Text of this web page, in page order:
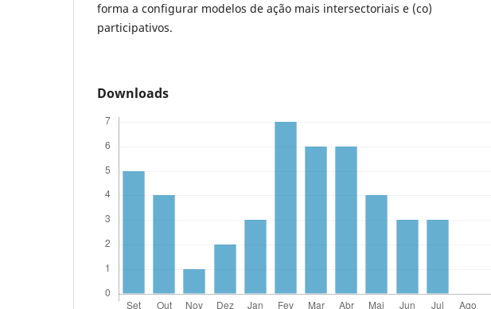
forma a configurar modelos de ação mais intersectoriais e (co)
participativos.
Downloads